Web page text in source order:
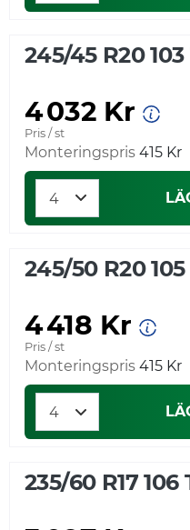
245/45 R20 103
4 032 Kr
Pris / st
Monteringspris 415 Kr
245/50 R20 105
4 418 Kr
Pris / st
Monteringspris 415 Kr
235/60 R17 106